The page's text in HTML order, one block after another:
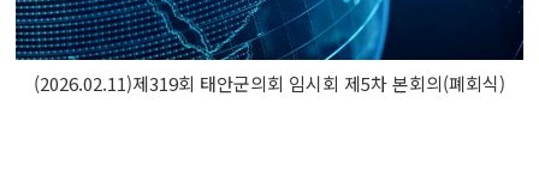
(2026.02.11)제319회 태안군의회 임시회 제5차 본회의(폐회식)